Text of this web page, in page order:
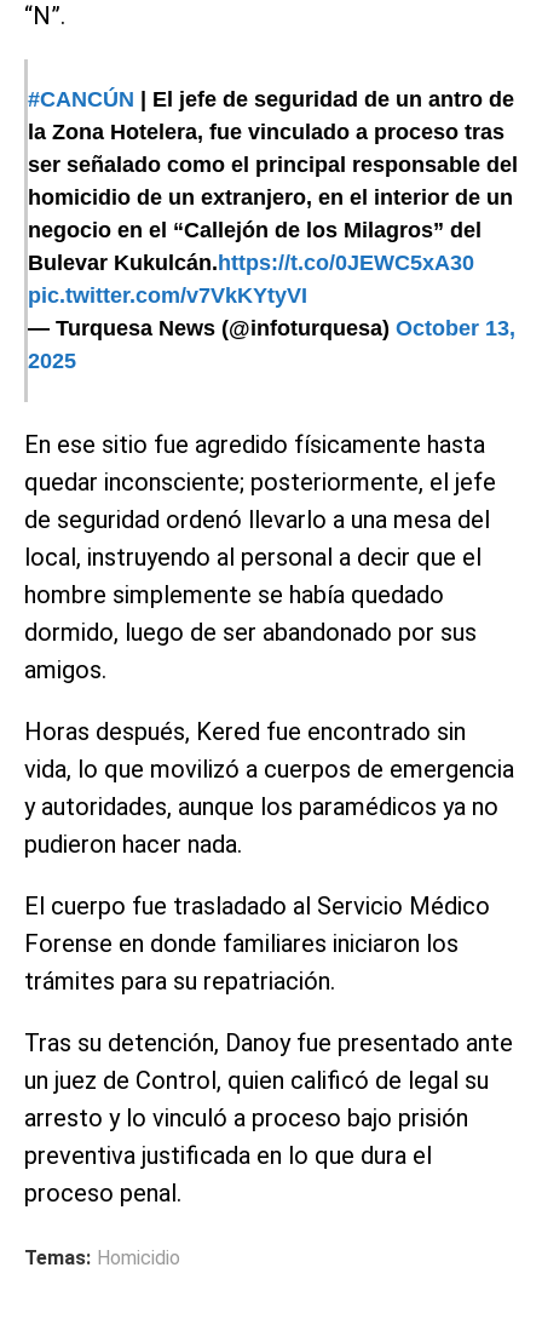
“N”.
#CANCÚN | El jefe de seguridad de un antro de
la Zona Hotelera, fue vinculado a proceso tras
ser señalado como el principal responsable del
homicidio de un extranjero, en el interior de un
negocio en el “Callejón de los Milagros” del
Bulevar Kukulcán. https://t.co/0JEWC5xA30
pic.twitter.com/v7VkKYtyVI
— Turquesa News (@infoturquesa) October 13,
2025
En ese sitio fue agredido físicamente hasta
quedar inconsciente; posteriormente, el jefe
de seguridad ordenó llevarlo a una mesa del
local, instruyendo al personal a decir que el
hombre simplemente se había quedado
dormido, luego de ser abandonado por sus
amigos.
Horas después, Kered fue encontrado sin
vida, lo que movilizó a cuerpos de emergencia
y autoridades, aunque los paramédicos ya no
pudieron hacer nada.
El cuerpo fue trasladado al Servicio Médico
Forense en donde familiares iniciaron los
trámites para su repatriación.
Tras su detención, Danoy fue presentado ante
un juez de Control, quien calificó de legal su
arresto y lo vinculó a proceso bajo prisión
preventiva justificada en lo que dura el
proceso penal.
Temas: Homicidio